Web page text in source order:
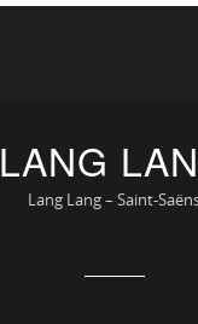
LANG
Lang Lang – Saint-